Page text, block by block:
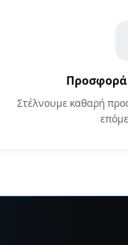
Προσφορά
Στέλνουμε καθαρή